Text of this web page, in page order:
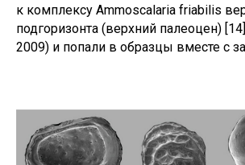
к комплексу Ammoscalaria friabilis
подгоризонта (верхний палеоцен)
2009) и попали в образцы вместе с